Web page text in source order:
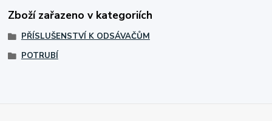
Zboží zařazeno v kategoriích
PŘÍSLUŠENSTVÍ K ODSÁVAČŮM
POTRUBÍ